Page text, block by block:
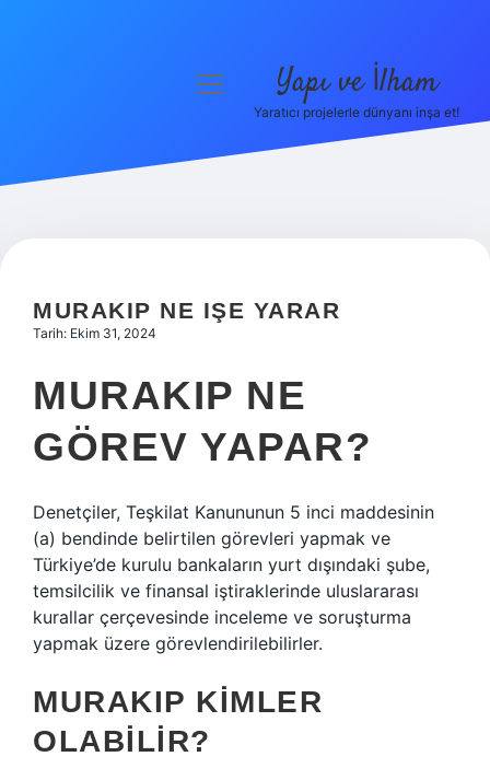
Hakkımızda
menüyü
Yapı ve İlham
Yaratıcı projelerle dünyanı inşa et!
MURAKIP NE IŞE YARAR
Tarih: Ekim 31, 2024
MURAKIP NE
GÖREV YAPAR?
Denetçiler, Teşkilat Kanununun 5 inci maddesinin
(a) bendinde belirtilen görevleri yapmak ve
Türkiye’de kurulu bankaların yurt dışındaki şube,
temsilcilik ve finansal iştiraklerinde uluslararası
kurallar çerçevesinde inceleme ve soruşturma
yapmak üzere görevlendirilebilirler.
MURAKIP KIMLER
OLABILIR?